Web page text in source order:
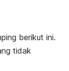
berikut ini.
tidak